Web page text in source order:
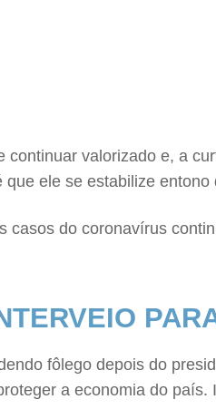
continuar valorizado e, a
ele se estabilize entono
casos do coronavírus
fôlego depois do
a economia do